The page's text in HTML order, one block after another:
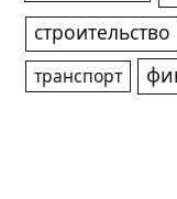
строительство
транспорт